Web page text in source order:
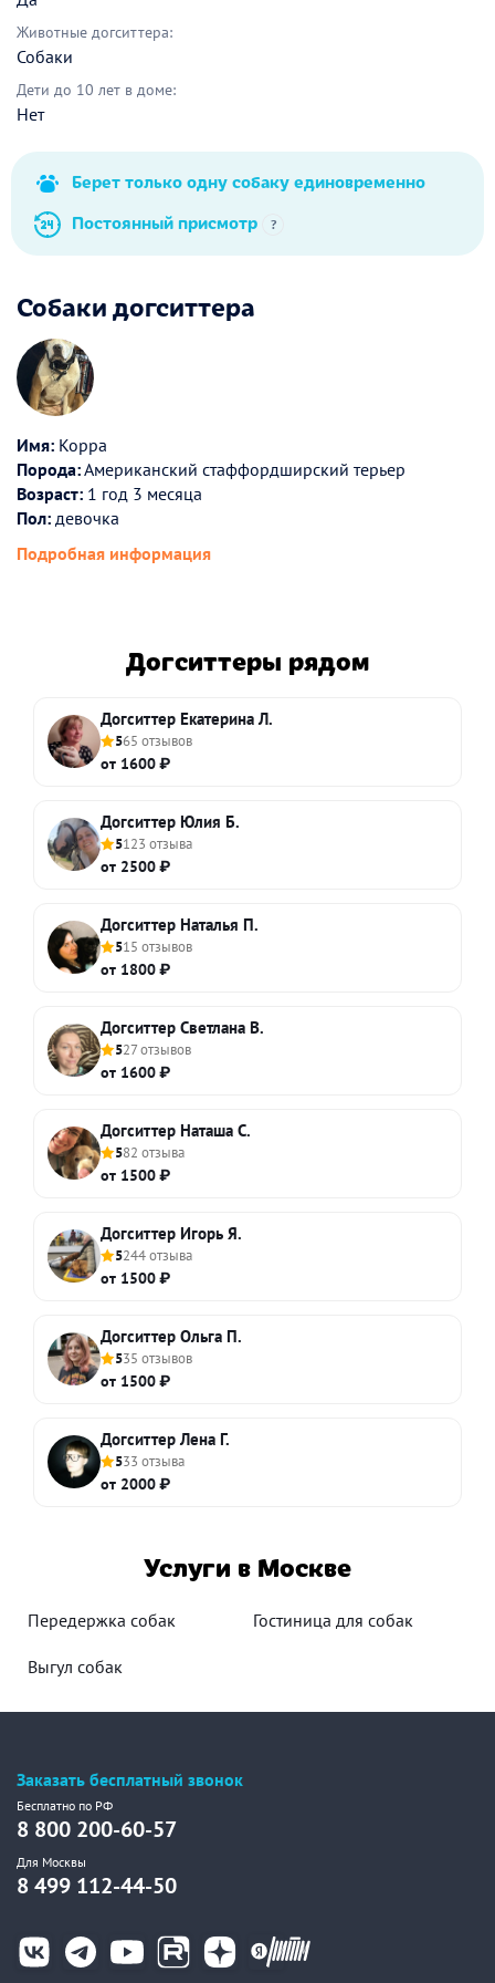
Животные догситтера:
Собаки
Дети до 10 лет в доме:
Нет
Берет только одну собаку единовременно
Постоянный присмотр
?
Собаки догситтера
Имя: Корра
Порода:Американский стаффордширский терьер
Возраст: 1 год 3 месяца
Пол: девочка
Подробная информация
Догситтеры рядом
Догситтер Екатерина Л.
565 отзывов
от 1600 ₽
Догситтер Юлия Б.
5123 отзыва
от 2500 ₽
Догситтер Наталья П.
515 отзывов
от 1800 ₽
Догситтер Светлана В.
527 отзывов
от 1600 ₽
Догситтер Наташа С.
582 отзыва
от 1500 ₽
Догситтер Игорь Я.
5244 отзыва
от 1500 ₽
Догситтер Ольга П.
535 отзывов
от 1500 ₽
Догситтер Лена Г.
533 отзыва
от 2000 ₽
Услуги в Москве
Передержка собак Гостиница для собак
Выгул собак
Заказать бесплатный звонок
Бесплатно по РФ
8 800 200-60-57
Для Москвы
8 499 112-44-50